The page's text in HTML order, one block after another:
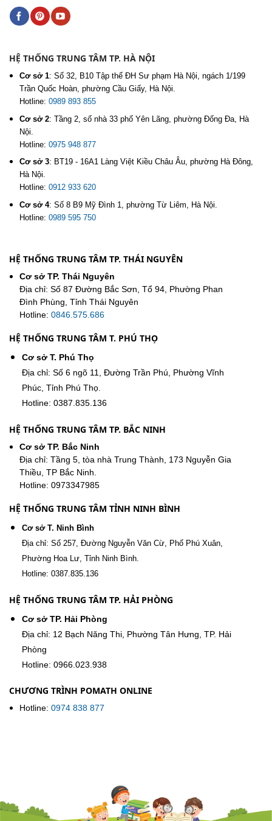
HỆ THỐNG TRUNG TÂM TP. HÀ NỘI
Cơ sở 1: Số 32, B10 Tập thể ĐH Sư phạm Hà Nội, ngách 1/199
Trần Quốc Hoàn, phường Cầu Giấy, Hà Nội.
Hotline: 0989 893 855
Cơ sở 2: Tầng 2, số nhà 33 phố Yên Lãng, phường Đống Đa, Hà
Nội.
Hotline: 0975 948 877
Cơ sở 3: BT19 - 16A1 Làng Việt Kiều Châu Âu, phường Hà Đông,
Hà Nội.
Hotline: 0912 933 620
Cơ sở 4: Số 8 B9 Mỹ Đình 1, phường Từ Liêm, Hà Nội.
Hotline: 0989 595 750
HỆ THỐNG TRUNG TÂM TP. THÁI NGUYÊN
Cơ sở TP. Thái Nguyên
Địa chỉ: Số 87 Đường Bắc Sơn, Tổ 94, Phường Phan
Đình Phùng, Tỉnh Thái Nguyên
Hotline: 0846.575.686
HỆ THỐNG TRUNG TÂM T. PHÚ THỌ
Cơ sở T. Phú Thọ
Địa chỉ: Số 6 ngõ 11, Đường Trần Phú, Phường Vĩnh
Phúc, Tỉnh Phú Thọ.
Hotline: 0387.835.136
HỆ THỐNG TRUNG TÂM TP. BẮC NINH
Cơ sở TP. Bắc Ninh
Địa chỉ: Tầng 5, tòa nhà Trung Thành, 173 Nguyễn Gia
Thiều, TP Bắc Ninh.
Hotline: 0973347985
HỆ THỐNG TRUNG TÂM TỈNH NINH BÌNH
Cơ sở T. Ninh Bình
Địa chỉ: Số 257, Đường Nguyễn Văn Cừ, Phố Phú Xuân,
Phường Hoa Lư, Tỉnh Ninh Bình.
Hotline: 0387.835.136
HỆ THỐNG TRUNG TÂM TP. HẢI PHÒNG
Cơ sở TP. Hải Phòng
Địa chỉ: 12 Bạch Năng Thi, Phường Tân Hưng, TP. Hải
Phòng
Hotline: 0966.023.938
CHƯƠNG TRÌNH POMATH ONLINE
Hotline: 0974 838 877